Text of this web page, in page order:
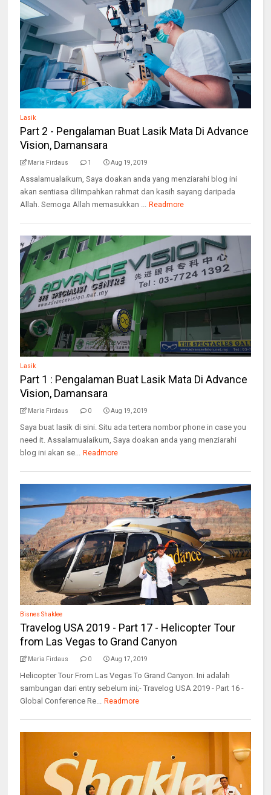
Lasik
Part 2 - Pengalaman Buat Lasik Mata Di Advance
Vision, Damansara
Maria Firdaus 1 Aug 19, 2019
Assalamualaikum, Saya doakan anda yang menziarahi blog ini
akan sentiasa dilimpahkan rahmat dan kasih sayang daripada
Allah. Semoga Allah memasukkan ...
Readmore
Lasik
Part 1 : Pengalaman Buat Lasik Mata Di Advance
Vision, Damansara
Maria Firdaus 0 Aug 19, 2019
Saya buat lasik di sini. Situ ada tertera nombor phone in case you
need it. Assalamualaikum, Saya doakan anda yang menziarahi
blog ini akan se...
Readmore
Bisnes Shaklee
Travelog USA 2019 - Part 17 - Helicopter Tour
from Las Vegas to Grand Canyon
Maria Firdaus 0 Aug 17, 2019
Helicopter Tour From Las Vegas To Grand Canyon. Ini adalah
sambungan dari entry sebelum ini;- Travelog USA 2019 - Part 16 -
Global Conference Re...
Readmore